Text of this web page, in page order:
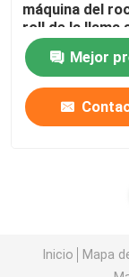
máquina del
roll de la llama
del LDPE para
de agua 1320
Mejor
Inicio Mapa